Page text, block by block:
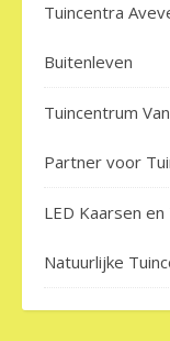
Tuincentra
Buitenleven
Tuincentrum
Partner voor
LED Kaarsen
Natuurlijke